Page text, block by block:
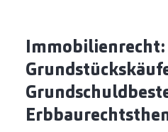
Immobilienrecht: